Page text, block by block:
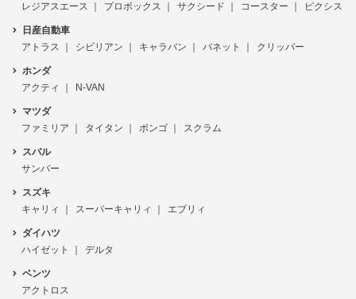
レジアスエース
プロボックス サクシード コースター ピクシス
日産自動車
アトラス
シビリアン キャラバン バネット クリッパー
ホンダ
アクティ
N-VAN
マツダ
ファミリア
タイタン ボンゴ スクラム
スバル
サンバー
スズキ
キャリィ
スーパーキャリィ エブリィ
ダイハツ
ハイゼット
デルタ
ベンツ
アクトロス